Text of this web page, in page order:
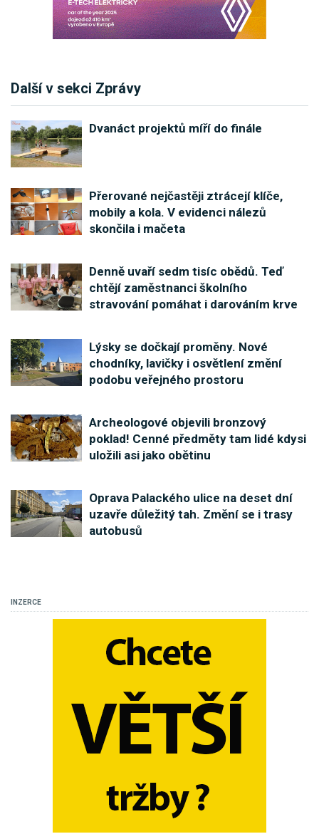
Další v sekci Zprávy
Dvanáct projektů míří do finále
Přerované nejčastěji ztrácejí klíče,
mobily a kola. V evidenci nálezů
skončila i mačeta
Denně uvaří sedm tisíc obědů. Teď
chtějí zaměstnanci školního
stravování pomáhat i darováním krve
Lýsky se dočkají proměny. Nové
chodníky, lavičky i osvětlení změní
podobu veřejného prostoru
Archeologové objevili bronzový
poklad! Cenné předměty tam lidé kdysi
uložili asi jako obětinu
Oprava Palackého ulice na deset dní
uzavře důležitý tah. Změní se i trasy
autobusů
INZERCE